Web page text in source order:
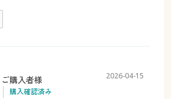
ご購入者様
購入確認済み
2026-04-15